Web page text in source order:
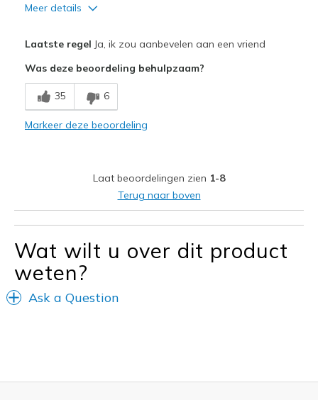
Meer details
Breathe Well
Comfortable
Beste toepassingen
Casual Wear
Width
Feels true to width
Sizing
View On Shoes
Laatste regel Ja, ik zou aanbevelen aan een vriend
Was deze beoordeling behulpzaam?
35 6
Markeer deze beoordeling
Laat beoordelingen zien 1-8
Terug naar boven
Wat wilt u over dit product
weten?
Ask a Question